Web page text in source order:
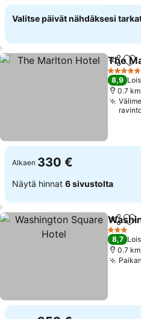
Valitse päivät nähdäksesi
Jaa
The
5
8,9
0.7
Alkaen 330 €
Näytä hinnat 6 sivustolta
Jaa
3
8,7
0.7